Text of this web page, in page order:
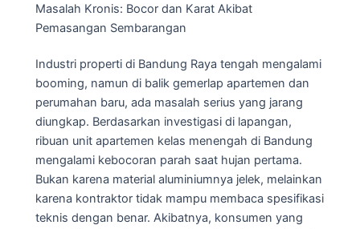
Masalah Kronis: Bocor dan Karat Akibat
Pemasangan Sembarangan
Industri properti di Bandung Raya tengah mengalami
booming, namun di balik gemerlap apartemen dan
perumahan baru, ada masalah serius yang jarang
diungkap. Berdasarkan investigasi di lapangan,
ribuan unit apartemen kelas menengah di Bandung
mengalami kebocoran parah saat hujan pertama.
Bukan karena material aluminiumnya jelek, melainkan
karena kontraktor tidak mampu membaca spesifikasi
teknis dengan benar. Akibatnya, konsumen yang